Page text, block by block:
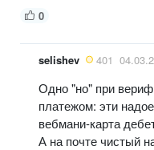
0
selishev 401
Одно "но" при
платежом: эти
вебмани-карта
А на почте чистый